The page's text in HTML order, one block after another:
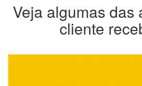
Veja algumas das
cliente